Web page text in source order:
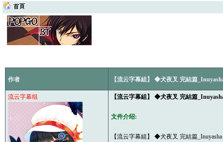
作者 【流云字幕組】 ◆犬夜叉 完結篇
流云字幕组 【流云字幕組】 ◆犬夜叉 完結篇
文件介绍:
【流云字幕組】 ◆犬夜叉 完結篇